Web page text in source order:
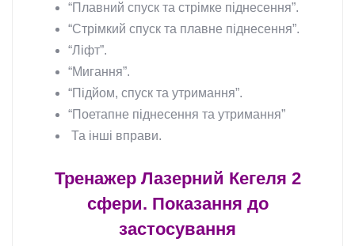
“Плавний спуск та стрімке піднесення”.
“Стрімкий спуск та плавне піднесення”.
“Ліфт”.
“Мигання”.
“Підйом, спуск та утримання”.
“Поетапне піднесення та утримання”
Та інші вправи.
Тренажер Лазерний Кегеля 2
сфери. Показання до
застосування